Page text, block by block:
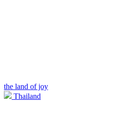
the land of joy
Thailand